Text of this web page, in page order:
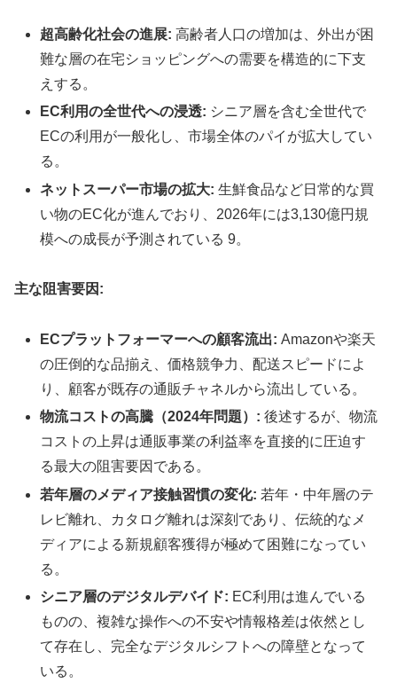
超高齢化社会の進展: 高齢者人口の増加は、外出が困
難な層の在宅ショッピングへの需要を構造的に下支
えする。
EC利用の全世代への浸透: シニア層を含む全世代で
ECの利用が一般化し、市場全体のパイが拡大してい
る。
ネットスーパー市場の拡大: 生鮮食品など日常的な買
い物のEC化が進んでおり、2026年には3,130億円規
模への成長が予測されている 9。
主な阻害要因:
ECプラットフォーマーへの顧客流出: Amazonや楽天
の圧倒的な品揃え、価格競争力、配送スピードによ
り、顧客が既存の通販チャネルから流出している。
物流コストの高騰（2024年問題）: 後述するが、物流
コストの上昇は通販事業の利益率を直接的に圧迫す
る最大の阻害要因である。
若年層のメディア接触習慣の変化: 若年・中年層のテ
レビ離れ、カタログ離れは深刻であり、伝統的なメ
ディアによる新規顧客獲得が極めて困難になってい
る。
シニア層のデジタルデバイド: EC利用は進んでいる
ものの、複雑な操作への不安や情報格差は依然とし
て存在し、完全なデジタルシフトへの障壁となって
いる。